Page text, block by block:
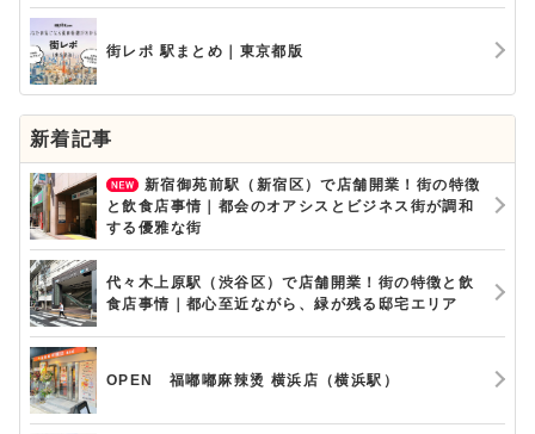
街レポ 駅まとめ｜東京都版
新着記事
新宿御苑前駅（新宿区）で店舗開業！街の特徴
と飲食店事情｜都会のオアシスとビジネス街が調和
する優雅な街
代々木上原駅（渋谷区）で店舗開業！街の特徴と飲
食店事情｜都心至近ながら、緑が残る邸宅エリア
OPEN 福嘟嘟麻辣烫 横浜店（横浜駅）